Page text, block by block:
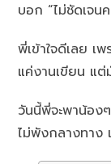
บอก “ไม่ชัดเจน
พี่เข้าใจดีเลย เ
แค่งานเขียน แ
วันนี้พี่จะพาน้อง
ไม่พังกลางทาง